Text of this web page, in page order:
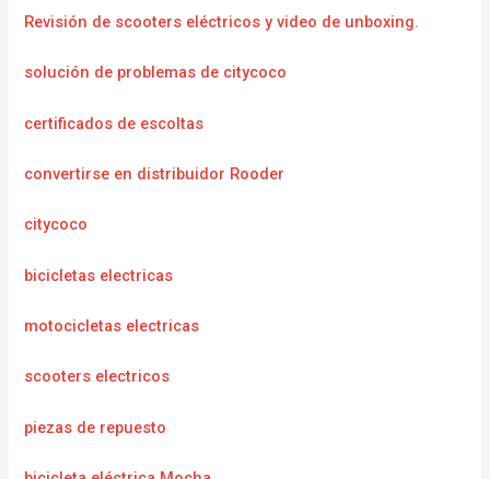
Revisión de scooters eléctricos y video de unboxing.
solución de problemas de citycoco
certificados de escoltas
convertirse en distribuidor Rooder
citycoco
bicicletas electricas
motocicletas electricas
scooters electricos
piezas de repuesto